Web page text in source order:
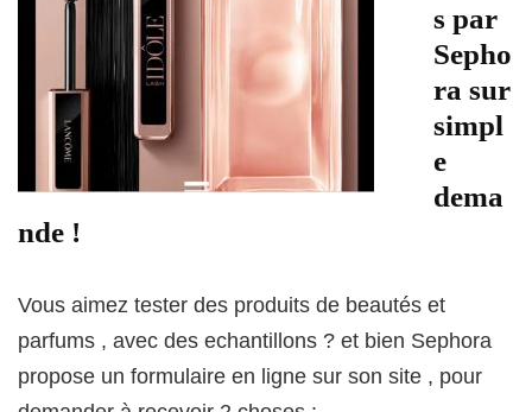
s par
Sepho
ra sur
simpl
e
dema
nde !
Vous aimez tester des produits de beautés et
parfums , avec des echantillons ? et bien Sephora
propose un formulaire en ligne sur son site , pour